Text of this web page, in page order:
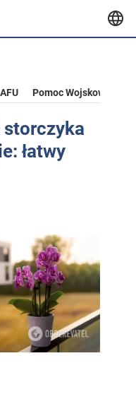
Pomoc Wojskowa Dla
łatwy